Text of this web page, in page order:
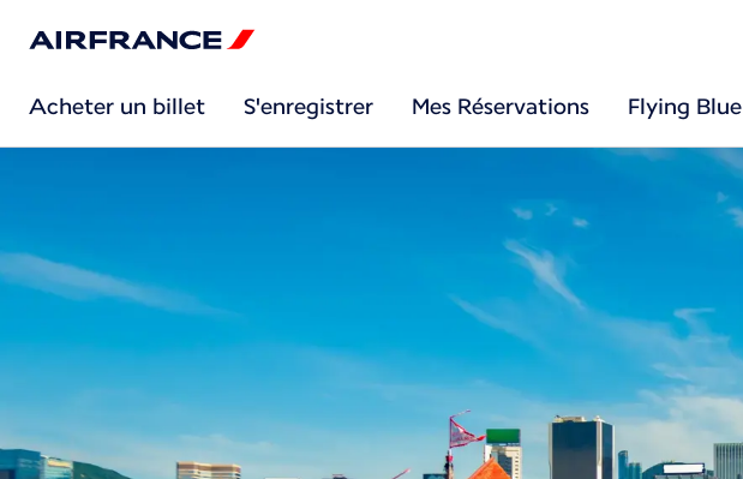
Acheter un billet S'enregistrer Mes Réservations Flying Blue